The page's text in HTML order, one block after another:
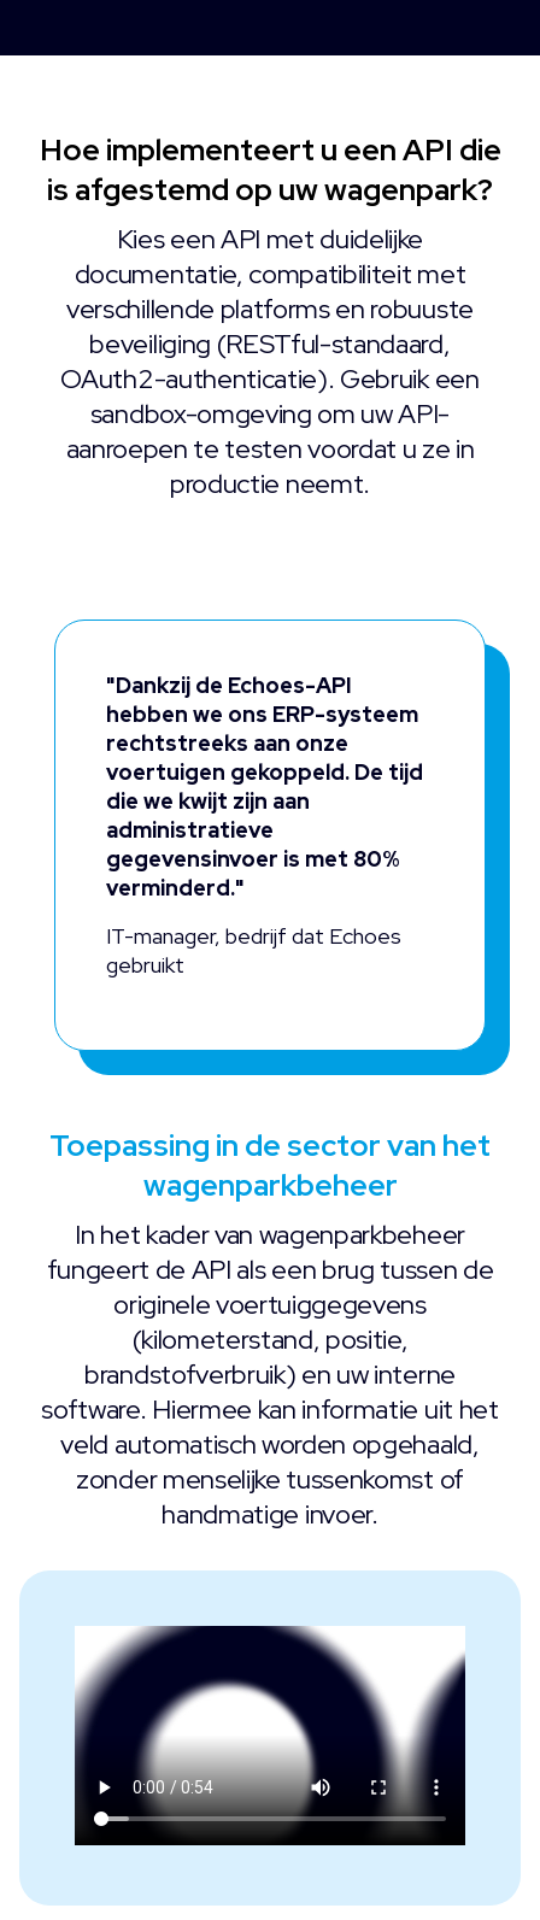
Hoe implementeert u een API die
is afgestemd op uw wagenpark?
Kies een API met duidelijke
documentatie, compatibiliteit met
verschillende platforms en robuuste
beveiliging (RESTful-standaard,
OAuth2-authenticatie). Gebruik een
sandbox-omgeving om uw API-
aanroepen te testen voordat u ze in
productie neemt.
"Dankzij de Echoes-API
hebben we ons ERP-systeem
rechtstreeks aan onze
voertuigen gekoppeld. De tijd
die we kwijt zijn aan
administratieve
gegevensinvoer is met 80%
verminderd."
IT-manager, bedrijf dat Echoes
gebruikt
Toepassing in de sector van het
wagenparkbeheer
In het kader van wagenparkbeheer
fungeert de API als een brug tussen de
originele voertuiggegevens
(kilometerstand, positie,
brandstofverbruik) en uw interne
software. Hiermee kan informatie uit het
veld automatisch worden opgehaald,
zonder menselijke tussenkomst of
handmatige invoer.